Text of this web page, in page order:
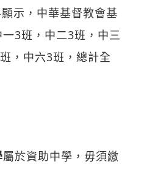
示，中華基督教會基
3班，中二3班，中三
，中六3班，總計全
屬於資助中學，毋須繳